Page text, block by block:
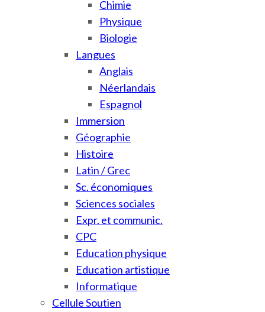
Chimie
Physique
Biologie
Langues
Anglais
Néerlandais
Espagnol
Immersion
Géographie
Histoire
Latin / Grec
Sc. économiques
Sciences sociales
Expr. et communic.
CPC
Education physique
Education artistique
Informatique
Cellule Soutien